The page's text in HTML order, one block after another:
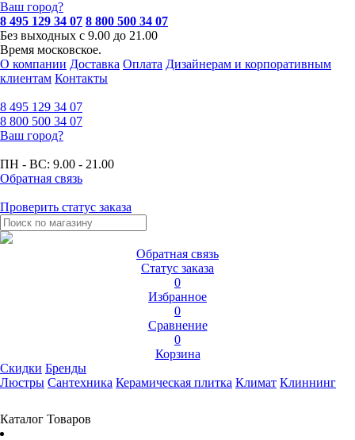
Ваш город?
8 495 129 34 07 8 800 500 34 07
Без выходных с 9.00 до 21.00
Время московское.
О компании Доставка Оплата Дизайнерам и корпоративным
клиентам Контакты
8 495 129 34 07
8 800 500 34 07
Ваш город?
ПН - ВС: 9.00 - 21.00
Обратная связь
Проверить статус заказа
Обратная связь
Статус заказа
0
Избранное
0
Сравнение
0
Корзина
Скидки Бренды
Люстры Сантехника Керамическая плитка Климат Клиннинг
Каталог Товаров